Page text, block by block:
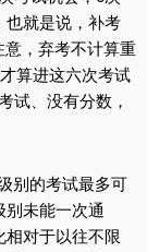
也就是说，补考
，弃考不计算重
算进这六次考试
试、没有分数，
别的考试最多可
别未能一次通
相对于以往不限